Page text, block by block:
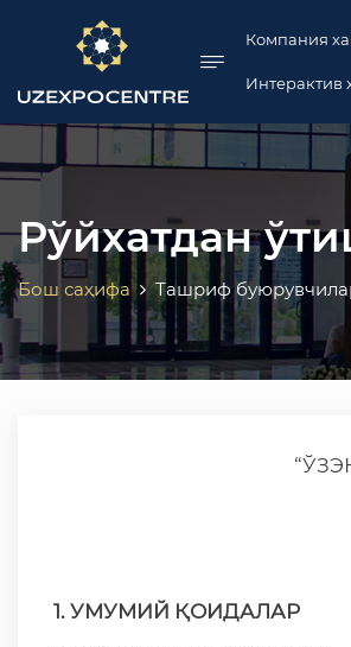
menu Компания
Интерактив
Рўйхатдан
Бош саҳифа Ташриф
1. УМУМИЙ ҚОИДАЛАР